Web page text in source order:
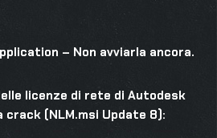
– Non avviarla ancora.
licenze di rete di Autodesk
crack (NLM.msi Update 8):